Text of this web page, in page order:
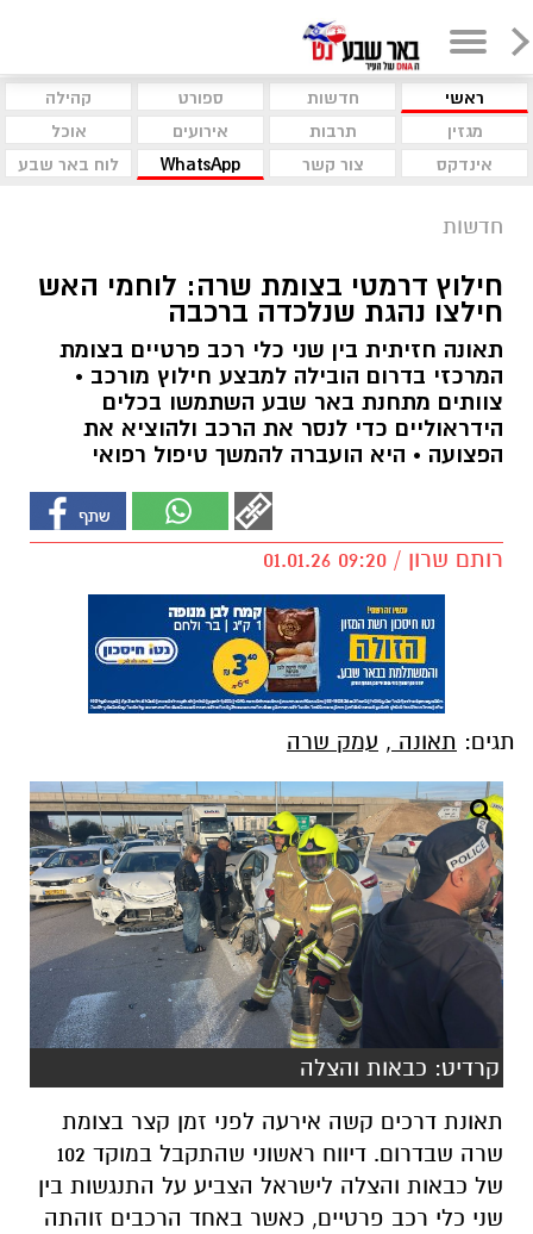
ראשי חדשות ספורט
קהילה
מגזין
תרבות אירועים
אוכל
אינדקס
צור קשר WhatsApp לוח באר שבע
חדשות
חילוץ דרמטי בצומת שרה: לוחמי האש
חילצו נהגת שנלכדה ברכבה
תאונה חזיתית בין שני כלי רכב פרטיים בצומת
המרכזי בדרום הובילה למבצע חילוץ מורכב •
צוותים מתחנת באר שבע השתמשו בכלים
הידראוליים כדי לנסר את הרכב ולהוציא את
הפצועה • היא הועברה להמשך טיפול רפואי
רותם שרון / 09:20 01.01.26
תגים: תאונה , עמק שרה
קרדיט: כבאות והצלה
תאונת דרכים קשה אירעה לפני זמן קצר בצומת
שרה שבדרום. דיווח ראשוני שהתקבל במוקד 102
של כבאות והצלה לישראל הצביע על התנגשות בין
שני כלי רכב פרטיים, כאשר באחד הרכבים זוהתה